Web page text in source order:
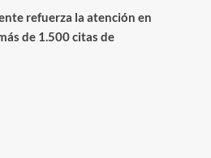
refuerza la atención en
de 1.500 citas de